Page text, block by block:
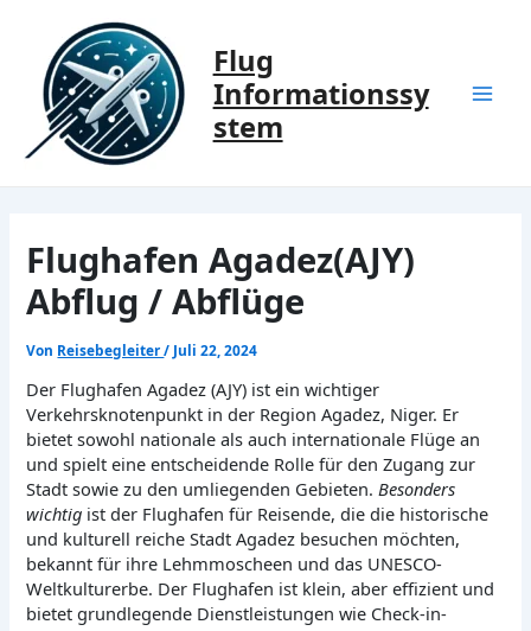
springen
Flug
Informationssy
stem
Flughafen Agadez(AJY)
Abflug / Abflüge
Von Reisebegleiter/ Juli 22, 2024
Der Flughafen Agadez (AJY) ist ein wichtiger
Verkehrsknotenpunkt in der Region Agadez, Niger. Er
bietet sowohl nationale als auch internationale Flüge an
und spielt eine entscheidende Rolle für den Zugang zur
Stadt sowie zu den umliegenden Gebieten.Besonders
wichtig ist der Flughafen für Reisende, die die historische
und kulturell reiche Stadt Agadez besuchen möchten,
bekannt für ihre Lehmmoscheen und das UNESCO-
Weltkulturerbe. Der Flughafen ist klein, aber effizient und
bietet grundlegende Dienstleistungen wie Check-in-